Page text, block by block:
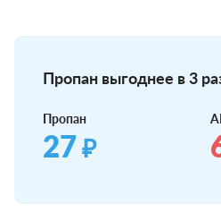
Пропан выгоднее в 3
Пропан
27₽